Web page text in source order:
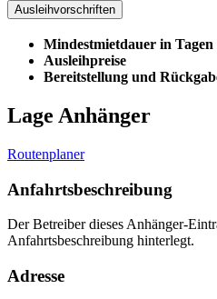
Ausleihvorschriften
Mindestmietdauer in Tagen
Ausleihpreise
Bereitstellung und
Lage Anhänger
Routenplaner
Anfahrtsbeschreibung
Der Betreiber dieses Anhänger-
Anfahrtsbeschreibung hinterlegt.
Adresse